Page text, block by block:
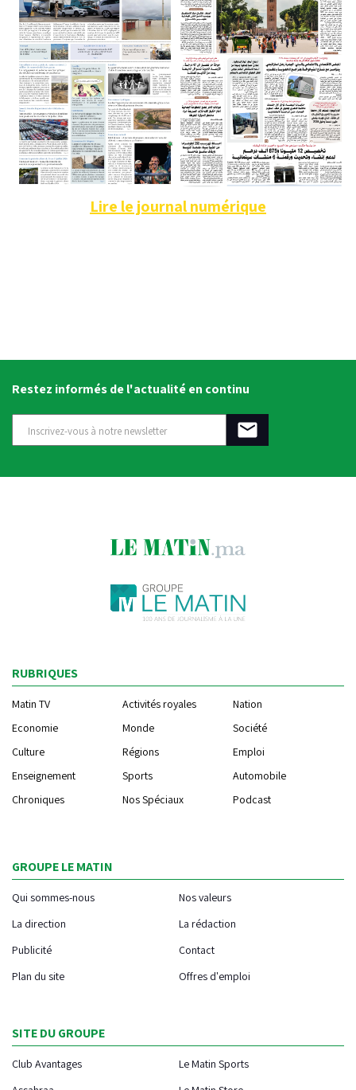
Lire le journal numérique
Restez informés de l'actualité en continu
RUBRIQUES
Matin TV Activités royales
Nation
Economie
Monde
Société
Culture
Régions
Emploi
Enseignement
Sports
Automobile
Chroniques
Nos Spéciaux Podcast
GROUPE LE MATIN
Qui sommes-nous
Nos valeurs
La direction
La rédaction
Publicité
Contact
Plan du site
Offres d'emploi
SITE DU GROUPE
Club Avantages
Le Matin Sports